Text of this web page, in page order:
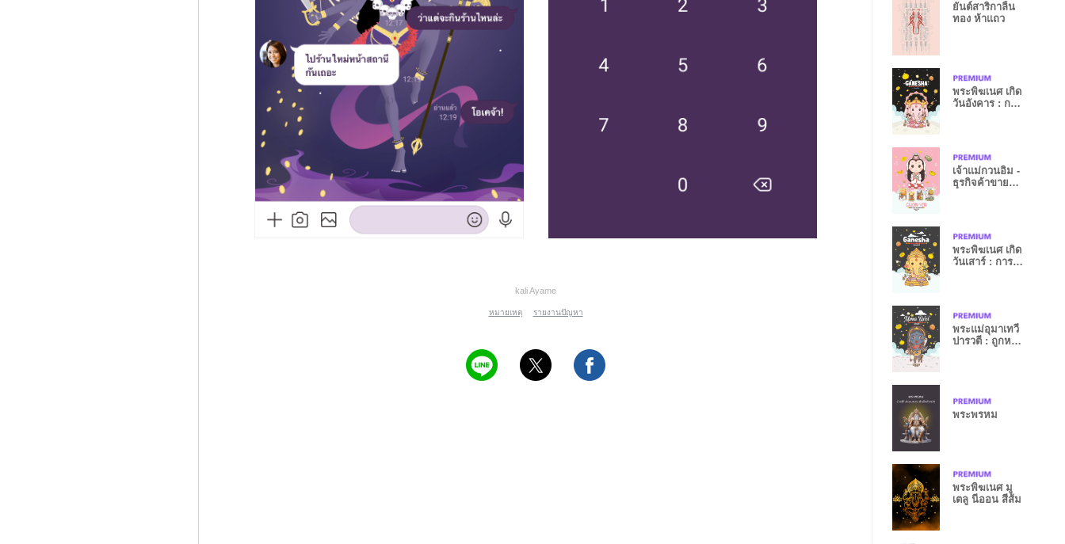
kali Ayame
หมายเหตุ รายงานปัญหา
ยันต์สาริกาลิ้น
ทอง ห้าแถว
พระพิฆเนศ เกิด
วันอังคาร : การ
เจ้าแม่กวนอิม -
ธุรกิจค้าขาย
พระพิฆเนศ เกิด
วันเสาร์ : การ
พระแม่อุมาเทวี
ปารวตี : ถูกหวย
พระพรหม​
พระพิฆเนศ มู
เตลู นีออน สีส้ม